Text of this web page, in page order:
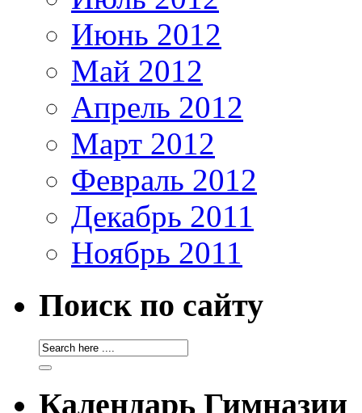
Июнь 2012
Май 2012
Апрель 2012
Март 2012
Февраль 2012
Декабрь 2011
Ноябрь 2011
Поиск по сайту
Календарь Гимназии